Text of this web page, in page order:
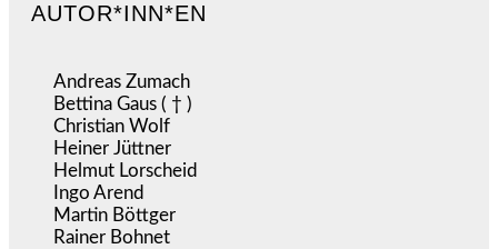
AUTOR*INN*EN
Andreas Zumach
Bettina Gaus ( † )
Christian Wolf
Heiner Jüttner
Helmut Lorscheid
Ingo Arend
Martin Böttger
Rainer Bohnet